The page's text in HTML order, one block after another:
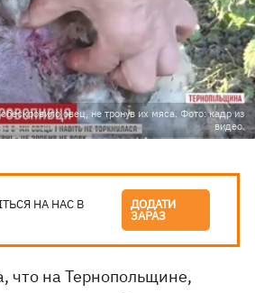
овец, не тронув их мяса. Фото: кадр из
видео.
НА НАС В ДОДАТИ
ЗАРАЗ
что на Тернопольщине,